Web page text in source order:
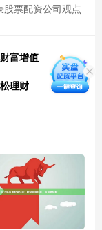
票配资公司观点
富增值
理财